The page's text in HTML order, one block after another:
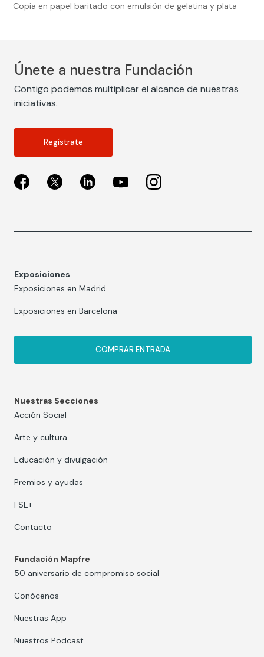
Copia en papel baritado con emulsión de gelatina y plata
Únete a nuestra Fundación
Contigo podemos multiplicar el alcance de nuestras
iniciativas.
Regístrate
Exposiciones
Exposiciones en Madrid
Exposiciones en Barcelona
COMPRAR ENTRADA
Nuestras Secciones
Acción Social
Arte y cultura
Educación y divulgación
Premios y ayudas
FSE+
Contacto
Fundación Mapfre
50 aniversario de compromiso social
Conócenos
Nuestras App
Nuestros Podcast